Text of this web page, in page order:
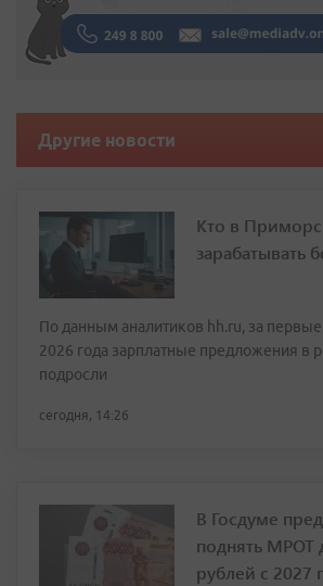
Другие новости
Кто в
зарабатывать
По данным аналитиков hh.ru, за
2026 года зарплатные предложения в
подросли
сегодня, 14:26
В Госдуме
поднять МРОТ
рублей с 2027